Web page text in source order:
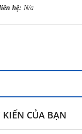
hệ: N/a
KIẾN CỦA BẠN